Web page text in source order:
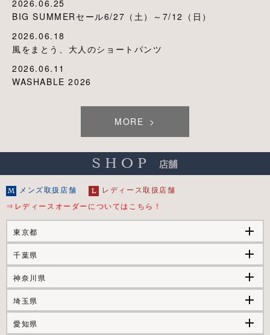
2026.06.25
BIG SUMMERセール6/27（土）～7/12（日）
2026.06.18
風をまとう、大人のショートパンツ
2026.06.11
WASHABLE 2026
MORE
メンズ取扱店舗
レディース取扱店舗
⇒レディースオーダーについてはこちら！
東京都 add
千葉県 add
神奈川県 add
埼玉県 add
愛知県 add